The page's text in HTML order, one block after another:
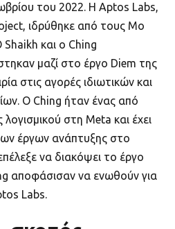
του 2022. Η Aptos Labs,
ιδρύθηκε από τους Mo
και ο Ching
μαζί στο έργο Diem της
στις αγορές ιδιωτικών και
Ο Ching ήταν ένας από
στη Meta και έχει
έργων ανάπτυξης στο
να διακόψει το έργο
αποφάσισαν να ενωθούν για
Labs.